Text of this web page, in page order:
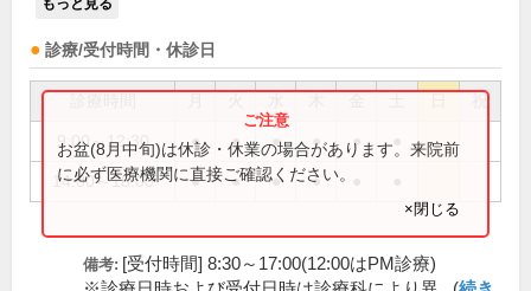
もっと見る
診療/受付時間・休診日
祝
9:00～12:30 ● ● ● ● ●
14:00～18:00 ● ● ● ●
お盆(8月中旬)は休診・休業の場合があります。来院前
に必ず医療機関に直接ご確認ください。
×閉じる
備考: [受付時間] 8:30～17:00(12:00はPM診療)